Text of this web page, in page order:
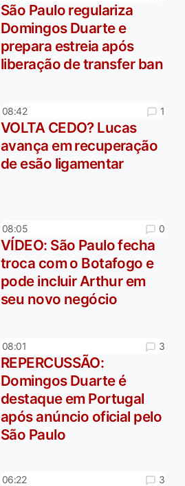
São Paulo regulariza
Domingos Duarte e
prepara estreia após
liberação de transfer ban
08:42 1
VOLTA CEDO? Lucas
avança em recuperação
de esão ligamentar
08:05 0
VÍDEO: São Paulo fecha
troca com o Botafogo e
pode incluir Arthur em
seu novo negócio
08:01 3
REPERCUSSÃO:
Domingos Duarte é
destaque em Portugal
após anúncio oficial pelo
São Paulo
06:22 3